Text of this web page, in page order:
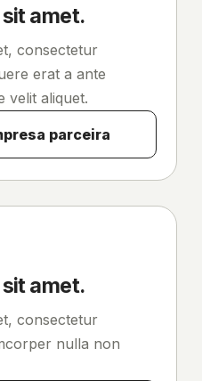
amet.
consectetur
erat a ante
velit aliquet.
parceira
amet.
consectetur
nulla non